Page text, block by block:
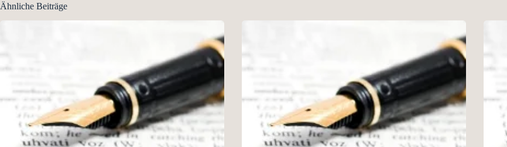
Ähnliche Beiträge